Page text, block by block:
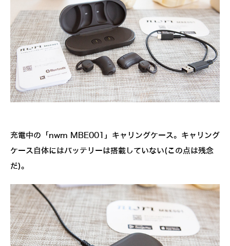
充電中の「nwm MBE001」キャリングケース。キャリング
ケース自体にはバッテリーは搭載していない(この点は残念
だ)。